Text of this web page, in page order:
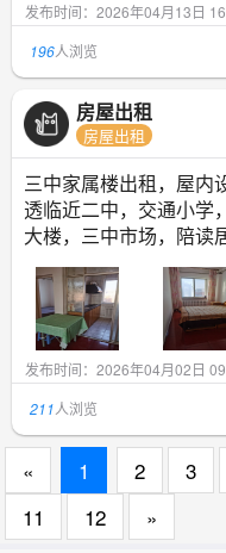
发布时间：2026年04月13日
196人浏览
房屋出租
房屋出租
三中家属楼出租，屋内
透临近二中，交通小学
大楼，三中市场，陪读
发布时间：2026年04月02日
211人浏览
« 1 2 3
11
12 »